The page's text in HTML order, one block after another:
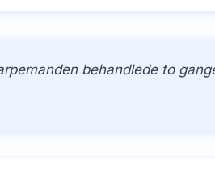
behandlede to